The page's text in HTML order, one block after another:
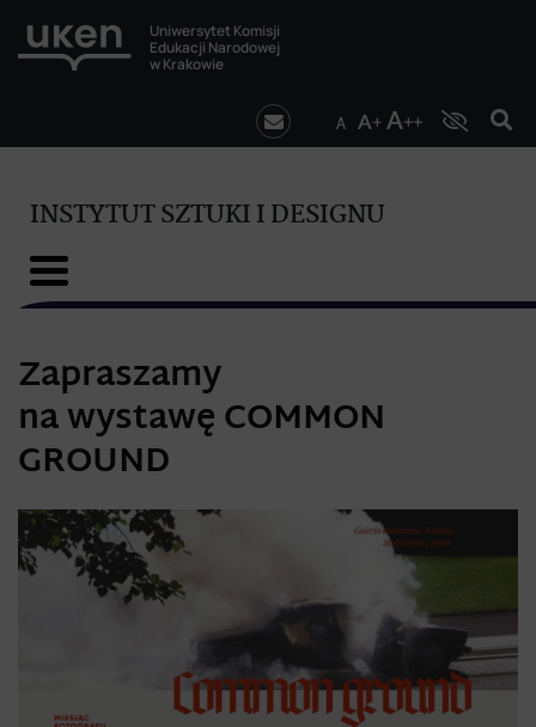
Uniwersytet Komisji
Edukacji Narodowej
w Krakowie
INSTYTUT SZTUKI I DESIGNU
Zapraszamy
na wystawę COMMON
GROUND